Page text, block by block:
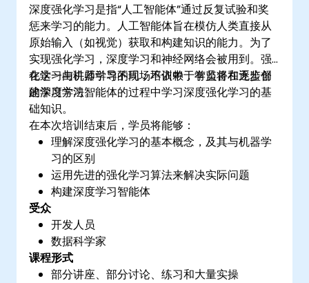
深度强化学习是指“人工智能体”通过反复试验和奖
惩来学习的能力。人工智能体旨在模仿人类直接从
原始输入（如视觉）获取和构建知识的能力。为了
实现强化学习，深度学习和神经网络会被用到。强
化学习与机器学习不同，不依赖于有监督和无监督
的学习方法。
在这一由讲师引导的现场培训中，学员将在逐步创
建深度学习智能体的过程中学习深度强化学习的基
础知识。
在本次培训结束后，学员将能够：
理解深度强化学习的基本概念，及其与机器学
习的区别
运用先进的强化学习算法来解决实际问题
构建深度学习智能体
受众
开发人员
数据科学家
课程形式
部分讲座、部分讨论、练习和大量实操